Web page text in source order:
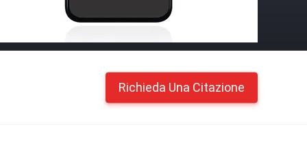
Richieda Una Citazione